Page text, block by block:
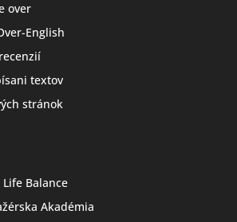
over
English
textov
stránok
Balance
Akadémia